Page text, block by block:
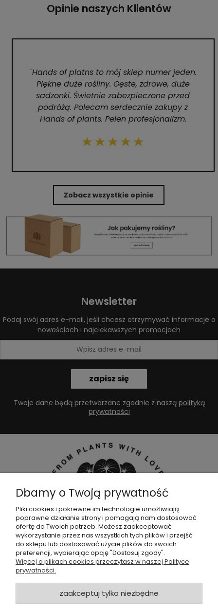
Opinie naszych Klientów
"Hands of platns to mój sklep numer jeden.
Piękne duże rośliny. Gęste, zdrowe, duże
sadzonki. Świetnie zabezpieczone przed
podróżą. Polecam serdecznie zakupy z
Hands of plants. Pełen profesjonalizm.
Zobacz wszystkie opinie
Newsletter
Podaj swój adres e-mail, jeśli chcesz otrzymywać informacje o
nowościach i najciekawszych promocjach
zapisz się
Twoje dane będą przetwarzane zgodnie z naszą polityką
prywatności
Dołącz do naszejgrupy facebookowej !
POMOC
SKLEP
Dbamy o Twoją prywatność
Pliki cookies i pokrewne im technologie umożliwiają
poprawne działanie strony i pomagają nam dostosować
ofertę do Twoich potrzeb. Możesz zaakceptować
wykorzystanie przez nas wszystkich tych plików i przejść
do sklepu lub dostosować użycie plików do swoich
preferencji, wybierając opcję "Dostosuj zgody".
Więcej o plikach cookies przeczytasz w naszej Polityce
prywatności.
zaakceptuj tylko niezbędne